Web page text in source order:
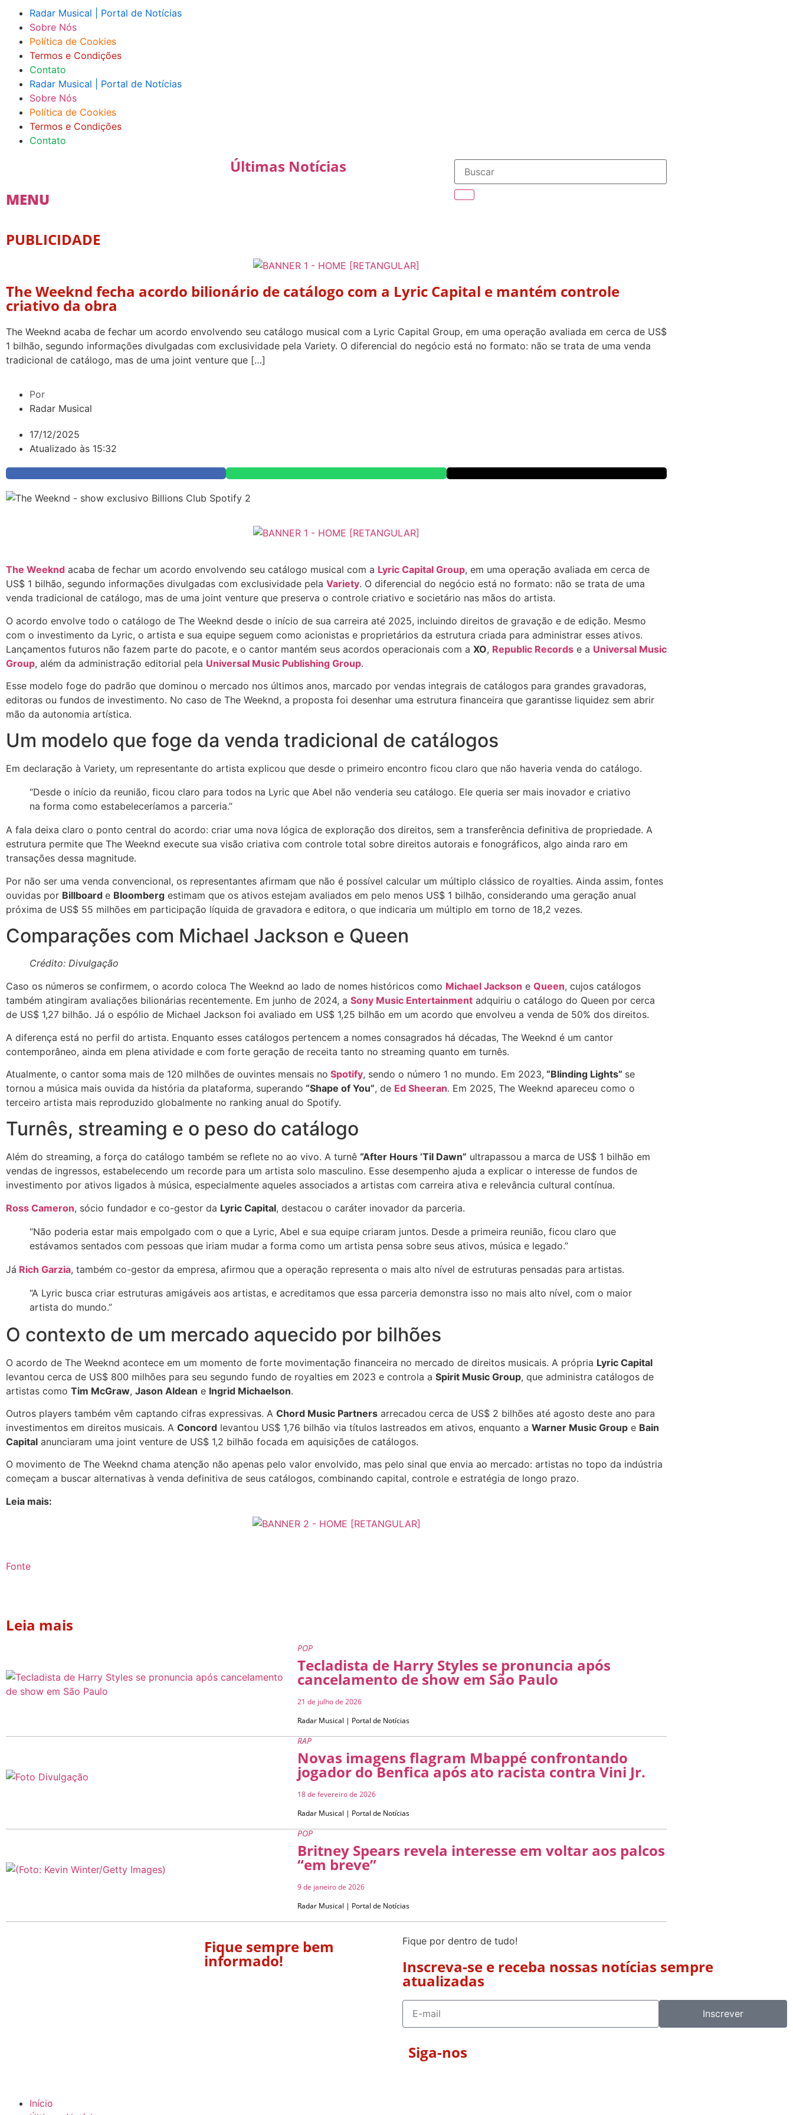
Radar Musical | Portal de Notícias
Sobre Nós
Política de Cookies
Termos e Condições
Contato
Radar Musical | Portal de Notícias
Sobre Nós
Política de Cookies
Termos e Condições
Contato
MENU
Últimas Notícias
PUBLICIDADE
The Weeknd fecha acordo bilionário de catálogo com a Lyric Capital e mantém controle
criativo da obra
The Weeknd acaba de fechar um acordo envolvendo seu catálogo musical com a Lyric Capital Group, em uma operação avaliada em cerca de US$
1 bilhão, segundo informações divulgadas com exclusividade pela Variety. O diferencial do negócio está no formato: não se trata de uma venda
tradicional de catálogo, mas de uma joint venture que […]
Por
Radar Musical
17/12/2025
Atualizado às 15:32
The Weeknd acaba de fechar um acordo envolvendo seu catálogo musical com a Lyric Capital Group, em uma operação avaliada em cerca de
US$ 1 bilhão, segundo informações divulgadas com exclusividade pela Variety. O diferencial do negócio está no formato: não se trata de uma
venda tradicional de catálogo, mas de uma joint venture que preserva o controle criativo e societário nas mãos do artista.
O acordo envolve todo o catálogo de The Weeknd desde o início de sua carreira até 2025, incluindo direitos de gravação e de edição. Mesmo
com o investimento da Lyric, o artista e sua equipe seguem como acionistas e proprietários da estrutura criada para administrar esses ativos.
Lançamentos futuros não fazem parte do pacote, e o cantor mantém seus acordos operacionais com a XO, Republic Records e a Universal Music
Group, além da administração editorial pela Universal Music Publishing Group.
Esse modelo foge do padrão que dominou o mercado nos últimos anos, marcado por vendas integrais de catálogos para grandes gravadoras,
editoras ou fundos de investimento. No caso de The Weeknd, a proposta foi desenhar uma estrutura financeira que garantisse liquidez sem abrir
mão da autonomia artística.
Um modelo que foge da venda tradicional de catálogos
Em declaração à Variety, um representante do artista explicou que desde o primeiro encontro ficou claro que não haveria venda do catálogo.
“Desde o início da reunião, ficou claro para todos na Lyric que Abel não venderia seu catálogo. Ele queria ser mais inovador e criativo
na forma como estabeleceríamos a parceria.”
A fala deixa claro o ponto central do acordo: criar uma nova lógica de exploração dos direitos, sem a transferência definitiva de propriedade. A
estrutura permite que The Weeknd execute sua visão criativa com controle total sobre direitos autorais e fonográficos, algo ainda raro em
transações dessa magnitude.
Por não ser uma venda convencional, os representantes afirmam que não é possível calcular um múltiplo clássico de royalties. Ainda assim, fontes
ouvidas por Billboard e Bloomberg estimam que os ativos estejam avaliados em pelo menos US$ 1 bilhão, considerando uma geração anual
próxima de US$ 55 milhões em participação líquida de gravadora e editora, o que indicaria um múltiplo em torno de 18,2 vezes.
Comparações com Michael Jackson e Queen
Crédito: Divulgação
Caso os números se confirmem, o acordo coloca The Weeknd ao lado de nomes históricos como Michael Jackson e Queen, cujos catálogos
também atingiram avaliações bilionárias recentemente. Em junho de 2024, a Sony Music Entertainment adquiriu o catálogo do Queen por cerca
de US$ 1,27 bilhão. Já o espólio de Michael Jackson foi avaliado em US$ 1,25 bilhão em um acordo que envolveu a venda de 50% dos direitos.
A diferença está no perfil do artista. Enquanto esses catálogos pertencem a nomes consagrados há décadas, The Weeknd é um cantor
contemporâneo, ainda em plena atividade e com forte geração de receita tanto no streaming quanto em turnês.
Atualmente, o cantor soma mais de 120 milhões de ouvintes mensais no Spotify, sendo o número 1 no mundo. Em 2023, “Blinding Lights” se
tornou a música mais ouvida da história da plataforma, superando “Shape of You”, de Ed Sheeran. Em 2025, The Weeknd apareceu como o
terceiro artista mais reproduzido globalmente no ranking anual do Spotify.
Turnês, streaming e o peso do catálogo
Além do streaming, a força do catálogo também se reflete no ao vivo. A turnê “After Hours ’Til Dawn” ultrapassou a marca de US$ 1 bilhão em
vendas de ingressos, estabelecendo um recorde para um artista solo masculino. Esse desempenho ajuda a explicar o interesse de fundos de
investimento por ativos ligados à música, especialmente aqueles associados a artistas com carreira ativa e relevância cultural contínua.
Ross Cameron, sócio fundador e co-gestor da Lyric Capital, destacou o caráter inovador da parceria.
“Não poderia estar mais empolgado com o que a Lyric, Abel e sua equipe criaram juntos. Desde a primeira reunião, ficou claro que
estávamos sentados com pessoas que iriam mudar a forma como um artista pensa sobre seus ativos, música e legado.”
Já Rich Garzia, também co-gestor da empresa, afirmou que a operação representa o mais alto nível de estruturas pensadas para artistas.
“A Lyric busca criar estruturas amigáveis aos artistas, e acreditamos que essa parceria demonstra isso no mais alto nível, com o maior
artista do mundo.”
O contexto de um mercado aquecido por bilhões
O acordo de The Weeknd acontece em um momento de forte movimentação financeira no mercado de direitos musicais. A própria Lyric Capital
levantou cerca de US$ 800 milhões para seu segundo fundo de royalties em 2023 e controla a Spirit Music Group, que administra catálogos de
artistas como Tim McGraw, Jason Aldean e Ingrid Michaelson.
Outros players também vêm captando cifras expressivas. A Chord Music Partners arrecadou cerca de US$ 2 bilhões até agosto deste ano para
investimentos em direitos musicais. A Concord levantou US$ 1,76 bilhão via títulos lastreados em ativos, enquanto a Warner Music Group e Bain
Capital anunciaram uma joint venture de US$ 1,2 bilhão focada em aquisições de catálogos.
O movimento de The Weeknd chama atenção não apenas pelo valor envolvido, mas pelo sinal que envia ao mercado: artistas no topo da indústria
começam a buscar alternativas à venda definitiva de seus catálogos, combinando capital, controle e estratégia de longo prazo.
Leia mais:
Fonte
Leia mais
POP
Tecladista de Harry Styles se pronuncia após
cancelamento de show em São Paulo
21 de julho de 2026
Radar Musical | Portal de Notícias
RAP
Novas imagens flagram Mbappé confrontando
jogador do Benfica após ato racista contra Vini Jr.
18 de fevereiro de 2026
Radar Musical | Portal de Notícias
POP
Britney Spears revela interesse em voltar aos palcos
“em breve”
9 de janeiro de 2026
Radar Musical | Portal de Notícias
Fique sempre bem
informado!
Fique por dentro de tudo!
Inscreva-se e receba nossas notícias sempre
atualizadas
Inscrever
Siga-nos
Início